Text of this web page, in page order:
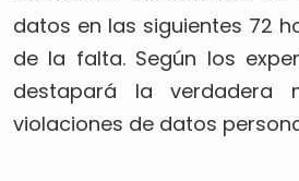
datos en las siguientes 72
de la falta. Según los
destapará la verdadera
violaciones de datos